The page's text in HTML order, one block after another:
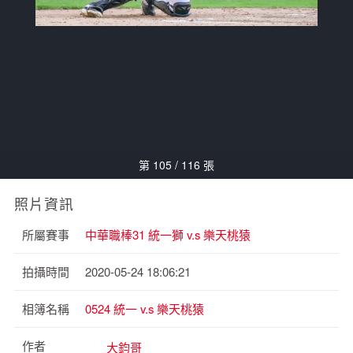
第 105 / 116 張
照片資訊
所屬賽事 中華職棒31 統一獅 v.s 樂天桃猿
拍攝時間 2020-05-24 18:06:21
相簿名稱 0524 統一 v.s 樂天桃猿
作者 大鈞哥